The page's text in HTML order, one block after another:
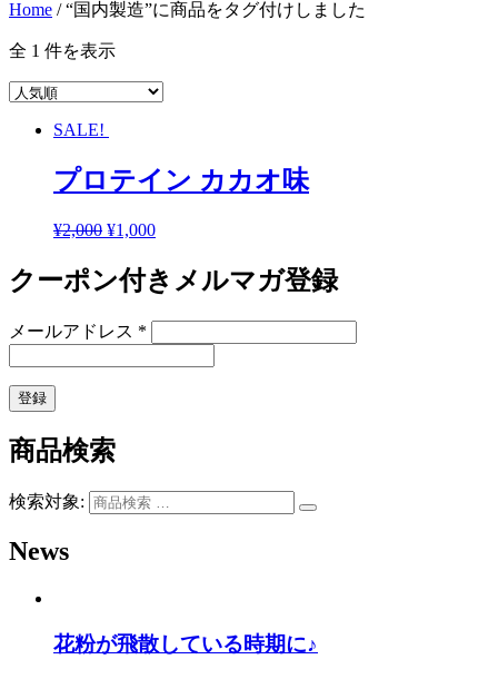
Home / “国内製造”に商品をタグ付けしました
全 1 件を表示
SALE!
プロテイン カカオ味
¥2,000 ¥1,000
クーポン付きメルマガ登録
メールアドレス *
商品検索
検索対象:
News
花粉が飛散している時期に♪